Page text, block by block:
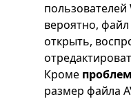
вероятно,
открыть,
Кроме
размер файла